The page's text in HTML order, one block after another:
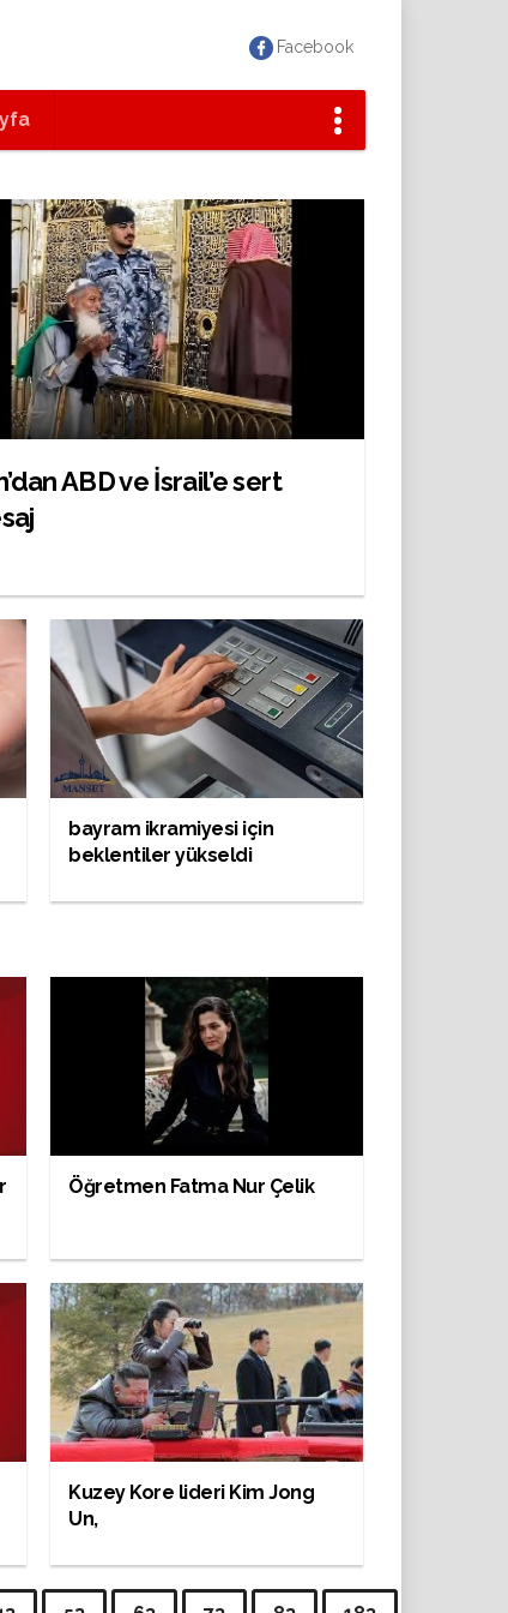
Facebook
ABD ve İsrail’e sert
bayram ikramiyesi için
beklentiler yükseldi
Öğretmen Fatma Nur Çelik
Kuzey Kore lideri Kim Jong
Un,